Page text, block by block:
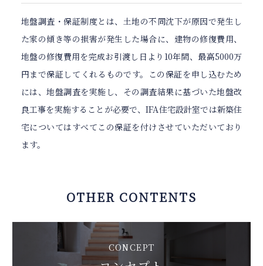
地盤調査・保証制度とは、土地の不同沈下が原因で発生し
た家の傾き等の損害が発生した場合に、建物の修復費用、
地盤の修復費用を完成お引渡し日より10年間、最高5000万
円まで保証してくれるものです。この保証を申し込むため
には、地盤調査を実施し、その調査結果に基づいた地盤改
良工事を実施することが必要で、IFA住宅設計室では新築住
宅についてはすべてこの保証を付けさせていただいており
ます。
OTHER CONTENTS
CONCEPT